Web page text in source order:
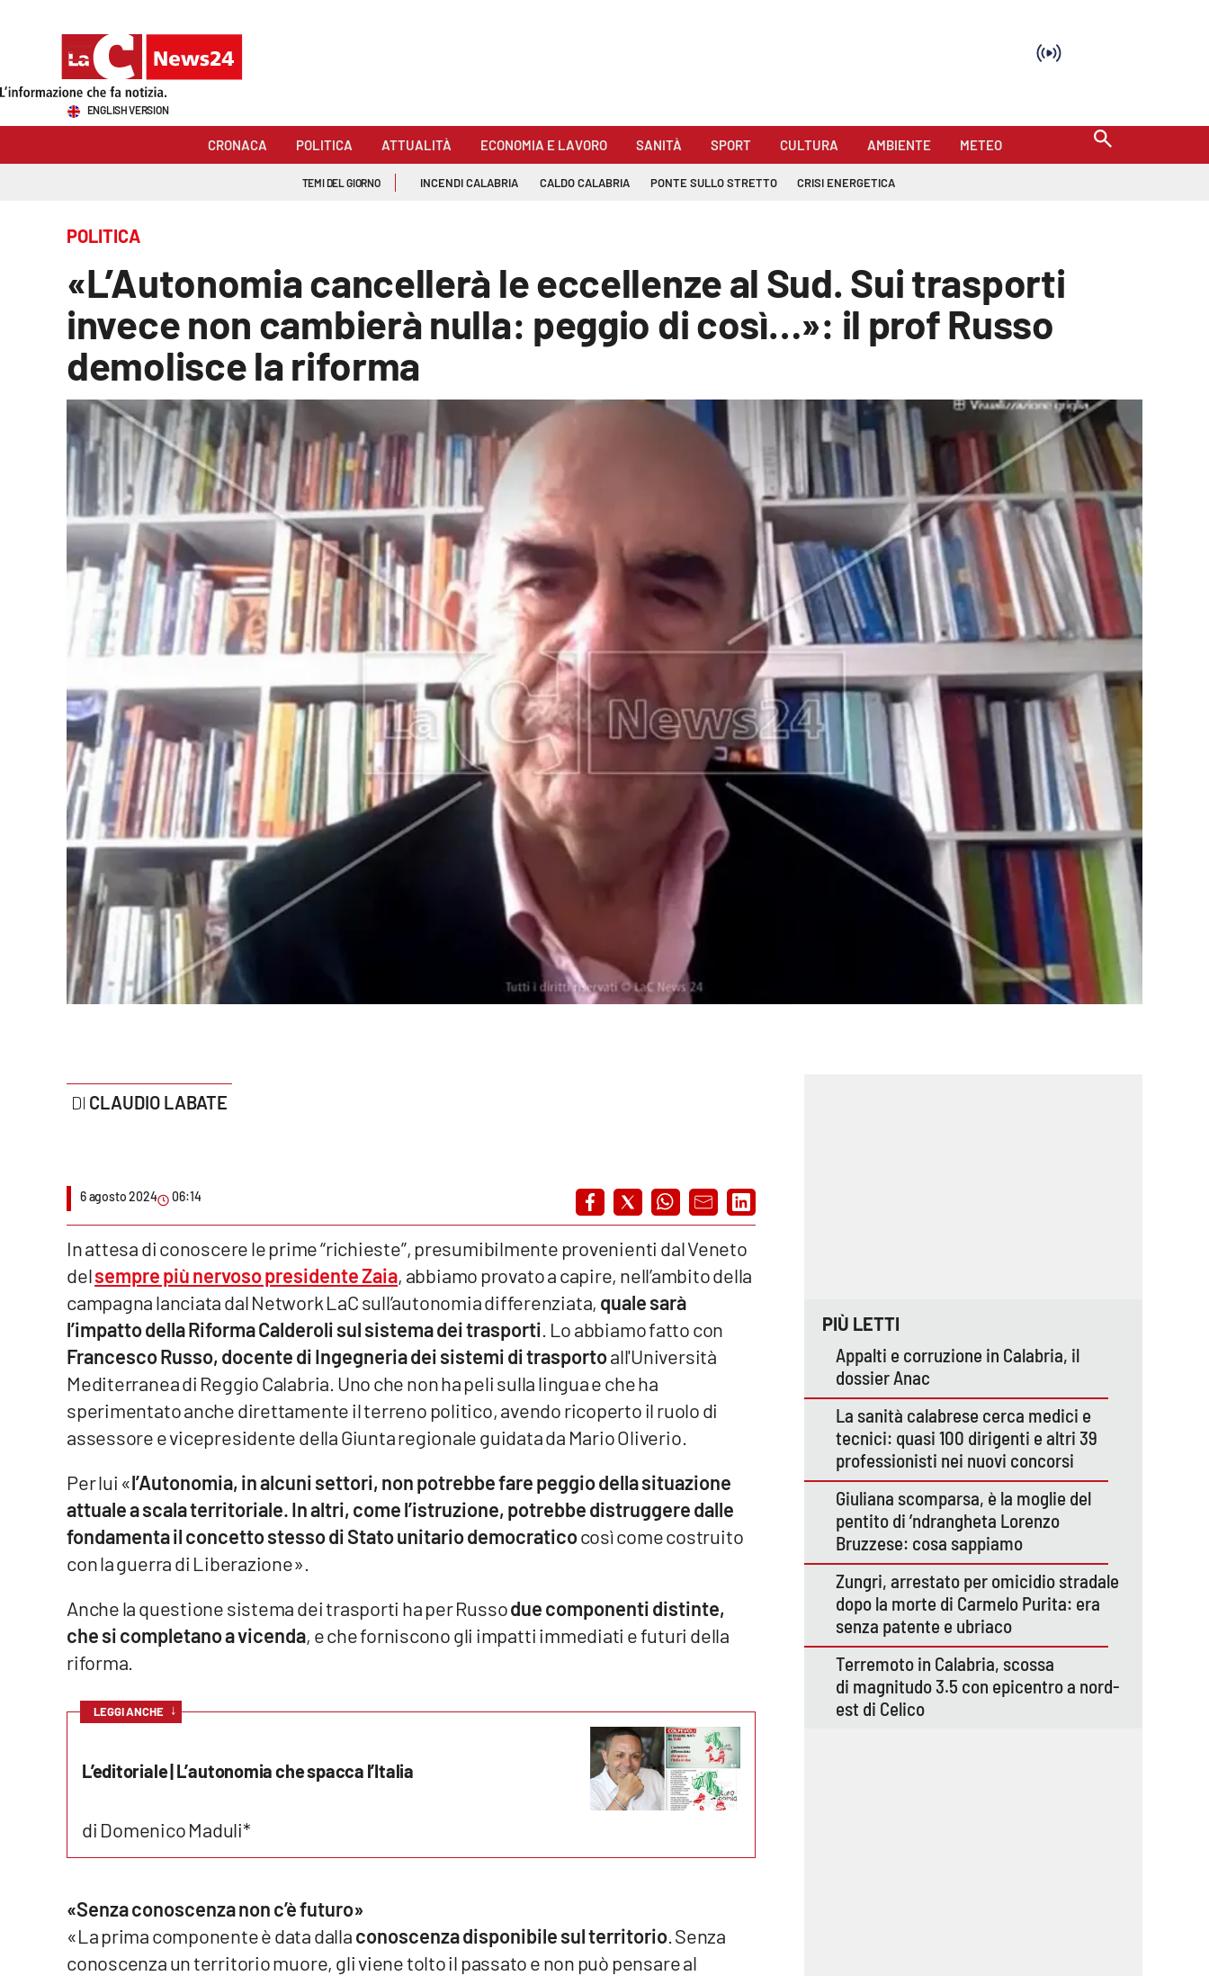
Sezioni
Economia e lavoro
Italia Mondo
Economia e Lavoro
Leggendo Alvaro insieme
Le perfidie di Antonella Grippo
Venti di comunicazione
Streaming
Vibo Valentia
Buona Sanità Calabria
Calabriavisione
Destinazioni
ENGLISH VERSION
CRONACA POLITICA ATTUALITÀ ECONOMIA E LAVORO SANITÀ SPORT CULTURA AMBIENTE METEO
TEMI DEL GIORNO INCENDI CALABRIA CALDO CALABRIA PONTE SULLO STRETTO CRISI ENERGETICA
POLITICA
«L’Autonomia cancellerà le eccellenze al Sud. Sui trasporti
invece non cambierà nulla: peggio di così…»: il prof Russo
demolisce la riforma
CLAUDIO LABATE
6 agosto 2024 06:14
In attesa di conoscere le prime “richieste”, presumibilmente provenienti dal Veneto
delsempre più nervoso presidente Zaia, abbiamo provato a capire, nell’ambito della
campagna lanciata dal Network LaC sull’autonomia differenziata, quale sarà
l’impatto della Riforma Calderoli sul sistema dei trasporti . Lo abbiamo fatto con
Francesco Russo, docente di Ingegneria dei sistemi di trasportoall'Università
Mediterranea di Reggio Calabria. Uno che non ha peli sulla lingua e che ha
sperimentato anche direttamente il terreno politico, avendo ricoperto il ruolo di
assessore e vicepresidente della Giunta regionale guidata da Mario Oliverio.
Per lui «l’Autonomia, in alcuni settori, non potrebbe fare peggio della situazione
attuale a scala territoriale. In altri, come l’istruzione, potrebbe distruggere dalle
fondamenta il concetto stesso di Stato unitariodemocraticocosì come costruito
con la guerra di Liberazione».
Anche la questione sistema dei trasporti ha per Russodue componenti distinte,
che si completano a vicenda, e che forniscono gli impatti immediati e futuri della
riforma.
LEGGI ANCHE ↓
L’editoriale | L’autonomia che spacca l’Italia
di Domenico Maduli*
«Senza conoscenza non c’è futuro»
«La prima componente è data dallaconoscenza disponibile sul territorio. Senza
conoscenza un territorio muore, gli viene tolto il passato e non può pensare al
PIÙ LETTI
Appalti e corruzione in Calabria, il
dossier Anac
La sanità calabrese cerca medici e
tecnici: quasi 100 dirigenti e altri 39
professionisti nei nuovi concorsi
Giuliana scomparsa, è la moglie del
pentito di ’ndrangheta Lorenzo
Bruzzese: cosa sappiamo
Zungri, arrestato per omicidio stradale
dopo la morte di Carmelo Purita: era
senza patente e ubriaco
Terremoto in Calabria, scossa
di magnitudo 3.5 con epicentro a nord-
est di Celico